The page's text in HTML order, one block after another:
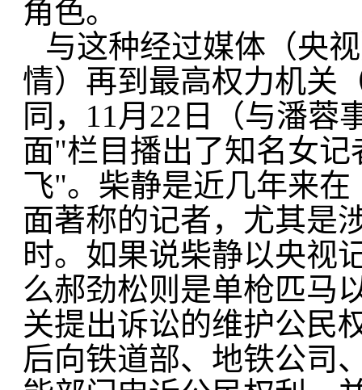
角色。
与这种经过媒体（央
情）再到最高权力机关
同，11月22日（与潘蓉
面"栏目播出了知名女
飞"。柴静是近几年来
面著称的记者，尤其是
时。如果说柴静以央视
么郝劲松则是单枪匹马
关提出诉讼的维护公民
后向铁道部、地铁公司